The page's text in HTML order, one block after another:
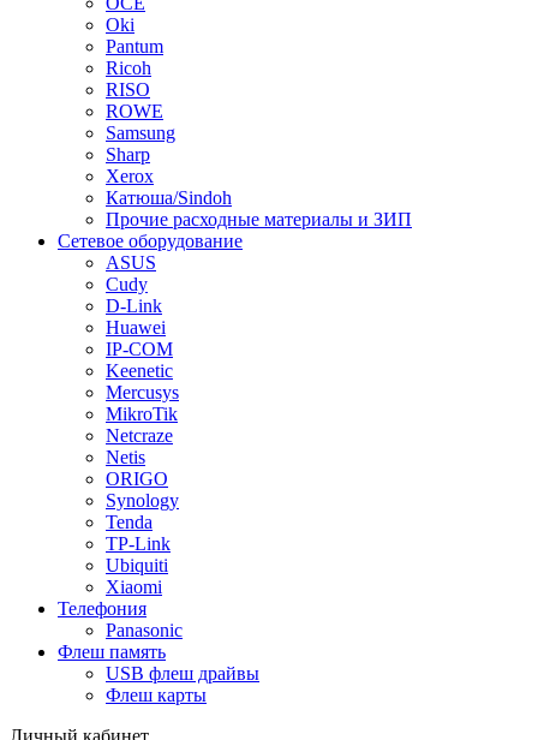
Oki
Pantum
Ricoh
RISO
ROWE
Samsung
Sharp
Xerox
Катюша/Sindoh
Прочие расходные материалы и ЗИП
Сетевое оборудование
ASUS
Cudy
D-Link
Huawei
IP-COM
Keenetic
Mercusys
MikroTik
Netcraze
Netis
ORIGO
Synology
Tenda
TP-Link
Ubiquiti
Xiaomi
Телефония
Panasonic
Флеш память
USB флеш драйвы
Флеш карты
Личный кабинет